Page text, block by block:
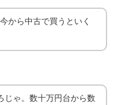
ら？相場の傾向
から中古で買うといく
じゃ。数十万円台から数